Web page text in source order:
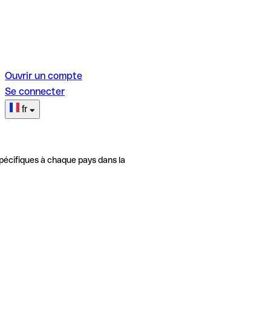
Ouvrir un compte
Se connecter
fr
à chaque pays dans la